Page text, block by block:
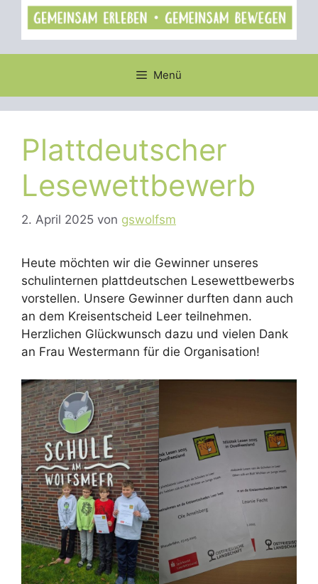
Menü
Plattdeutscher
Lesewettbewerb
2. April 2025 von gswolfsm
Heute möchten wir die Gewinner unseres
schulinternen plattdeutschen Lesewettbewerbs
vorstellen. Unsere Gewinner durften dann auch
an dem Kreisentscheid Leer teilnehmen.
Herzlichen Glückwunsch dazu und vielen Dank
an Frau Westermann für die Organisation!